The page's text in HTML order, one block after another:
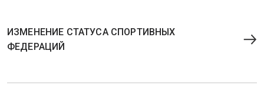
ИЗМЕНЕНИЕ СТАТУСА СПОРТИВНЫХ
ФЕДЕРАЦИЙ